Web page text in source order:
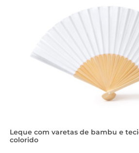
Leque com varetas de bambu e
colorido